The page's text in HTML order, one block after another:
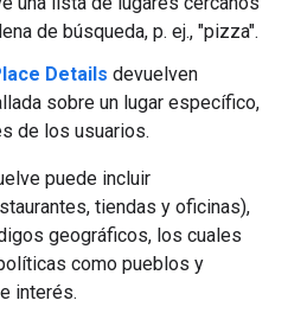
de búsqueda, p. ej., "pizza".
Details devuelven
sobre un lugar específico,
de los usuarios.
puede incluir
tiendas y oficinas),
geográficos, los cuales
como pueblos y
interés.